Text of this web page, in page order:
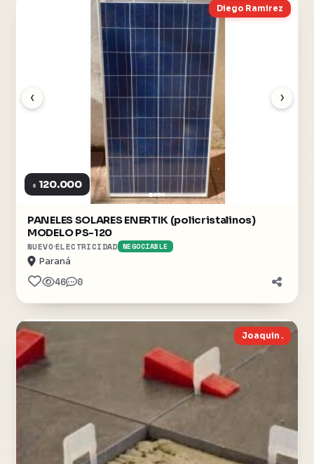
‹ ›
Diego Ramirez
$ 120.000
PANELES SOLARES ENERTIK (policristalinos)
MODELO PS-120
NUEVO ELECTRICIDAD NEGOCIABLE
Paraná
46 0
Joaquin .